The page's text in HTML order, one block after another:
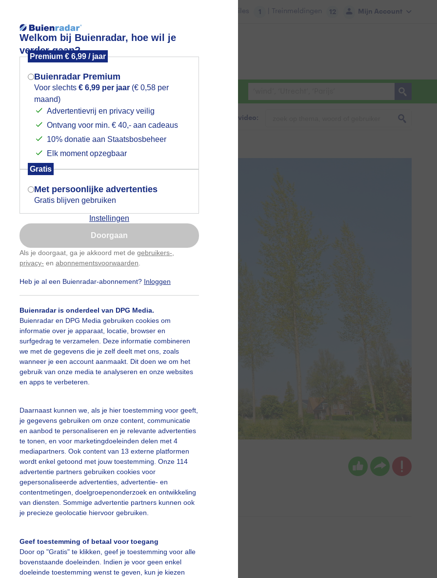
Welkom bij Buienradar, hoe wil je
verder gaan?
Premium € 6,99 / jaar
Buienradar Premium
Voor slechts € 6,99 per jaar (€ 0,58 per
maand)
Advertentievrij en privacy veilig
Ontvang voor min. € 40,- aan cadeaus
10% donatie aan Staatsbosbeheer
Elk moment opzegbaar
Gratis
Met persoonlijke advertenties
Gratis blijven gebruiken
Instellingen
Doorgaan
Als je doorgaat, ga je akkoord met de gebruikers-
privacy- en abonnementsvoorwaarden
Heb je al een Buienradar-abonnement? Inloggen
Buienradar is onderdeel van DPG Media.
Buienradar en DPG Media gebruiken cookies om
informatie over je apparaat, locatie, browser en
surfgedrag te verzamelen. Deze informatie combineren
we met de gegevens die je zelf deelt met ons, zoals
wanneer je een account aanmaakt. Dit doen we om het
gebruik van onze media te analyseren en onze websites
en apps te verbeteren.
Daarnaast kunnen we, als je hier toestemming voor geeft,
je gegevens gebruiken om onze content, communicatie
en aanbod te personaliseren en je relevante advertenties
te tonen, en voor marketingdoeleinden delen met 4
mediapartners. Ook content van 13 externe platformen
wordt enkel getoond met jouw toestemming. Onze 114
advertentie partners gebruiken cookies voor
gepersonaliseerde advertenties, advertentie- en
contentmetingen, doelgroepenonderzoek en ontwikkeling
van diensten. Sommige advertentie partners kunnen ook
je precieze geolocatie hiervoor gebruiken.
Geef toestemming of betaal voor toegang
Door op "Gratis" te klikken, geef je toestemming voor alle
bovenstaande doeleinden. Indien je voor geen enkel
doeleinde toestemming wenst te geven, kun je kiezen
Mijn Account
Files 1 | Treinmeldingen 12
Foto en video Weerzine
Zoeken in foto & video:
Populieren onder een strakblauwe hemel.
Adri Joosse Gemaakt: 07-05-2024, 61x bekeken
Populieren Strakblauwehemel
Mogen we je locatie gebruiken voor
het weer?
Indien je hier nog geen akkoord op hebt
gegeven, verschijnt er zo een pop-up uit
je browser waarin deze toestemming
gevraagd wordt.
Is goed, toon de popup
Nu niet, misschien later
Gebruik je Safari en wil je niet elke dag deze pop-up
Klikhierom dit aan te passen